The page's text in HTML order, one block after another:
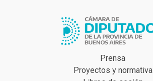
Prensa
Proyectos y normativa